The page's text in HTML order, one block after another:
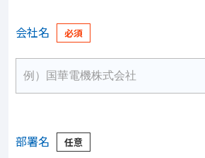
会社名
部署名